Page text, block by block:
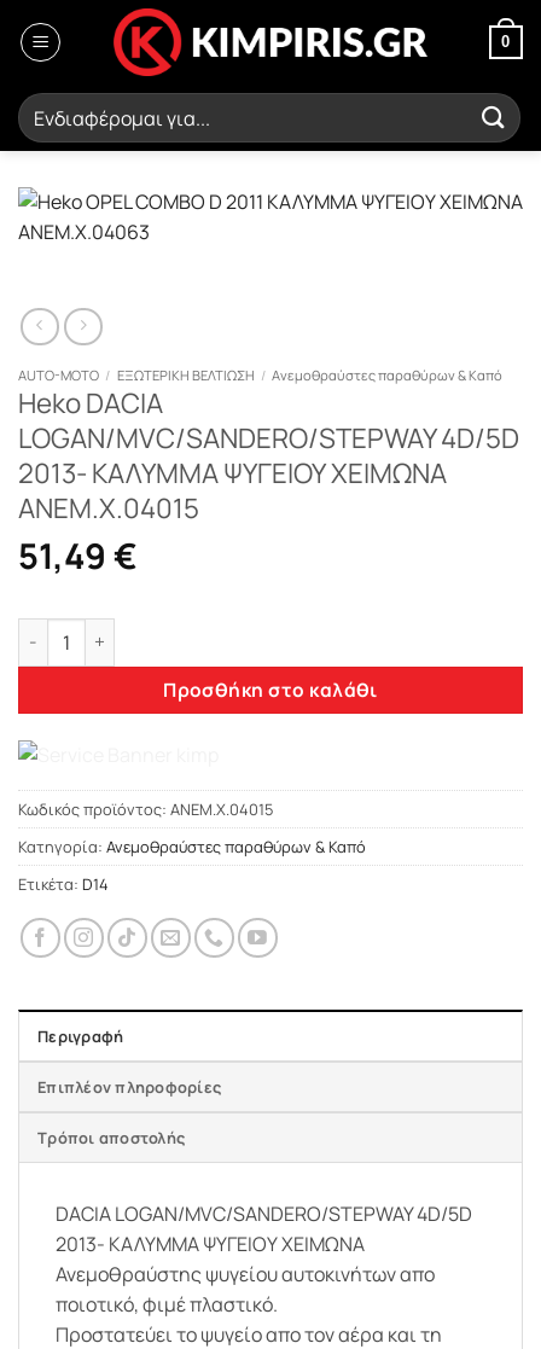
στο
0
Αναζήτηση
για:
AUTO-MOTO / ΕΞΩΤΕΡΙΚΗ ΒΕΛΤΙΩΣΗ / Ανεμοθραύστες παραθύρων & Καπό
Heko DACIA
LOGAN/MVC/SANDERO/STEPWAY 4D/5D
2013- ΚΑΛΥΜΜΑ ΨΥΓΕΙΟΥ ΧΕΙΜΩΝΑ
ΑΝΕΜ.Χ.04015
51,49 €
Heko DACIA LOGAN/MVC/SANDERO/STEPWAY 4D/5D
Προσθήκη στο καλάθι
Κωδικός προϊόντος: ΑΝΕΜ.Χ.04015
Κατηγορία: Ανεμοθραύστες παραθύρων & Καπό
Ετικέτα: D14
Περιγραφή
Επιπλέον πληροφορίες
Τρόποι αποστολής
DACIA LOGAN/MVC/SANDERO/STEPWAY 4D/5D
2013- ΚΑΛΥΜΜΑ ΨΥΓΕΙΟΥ ΧΕΙΜΩΝΑ
Ανεμοθραύστης ψυγείου αυτοκινήτων απο
ποιοτικό, φιμέ πλαστικό.
Προστατεύει το ψυγείο απο τον αέρα και τη